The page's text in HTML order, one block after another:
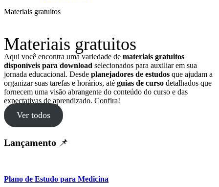
Materiais gratuitos
Materiais gratuitos
Aqui você encontra uma variedade de materiais gratuitos
disponíveis para download selecionados para auxiliar em sua
jornada educacional. Desde planejadores de estudos que ajudam a
organizar suas tarefas e horários, até guias de curso detalhados que
fornecem uma visão abrangente do conteúdo do curso e das
expectativas de aprendizado. Confira!
Ver todos
Lançamento 📌
Plano de Estudo para Medicina